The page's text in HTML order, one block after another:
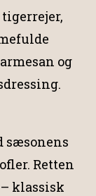
og
sæsonens
Retten
klassisk